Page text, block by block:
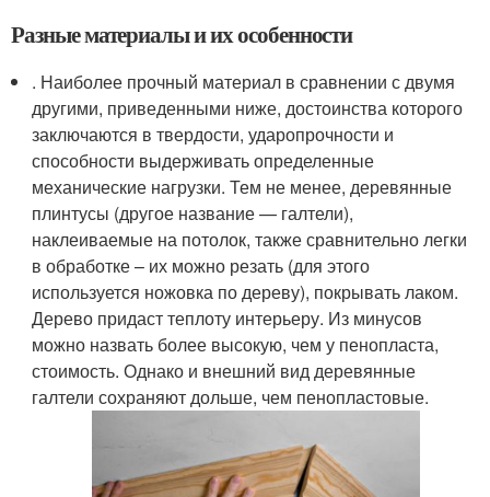
Разные материалы и их особенности
. Наиболее прочный материал в сравнении с двумя
другими, приведенными ниже, достоинства которого
заключаются в твердости, ударопрочности и
способности выдерживать определенные
механические нагрузки. Тем не менее, деревянные
плинтусы (другое название — галтели),
наклеиваемые на потолок, также сравнительно легки
в обработке – их можно резать (для этого
используется ножовка по дереву), покрывать лаком.
Дерево придаст теплоту интерьеру. Из минусов
можно назвать более высокую, чем у пенопласта,
стоимость. Однако и внешний вид деревянные
галтели сохраняют дольше, чем пенопластовые.